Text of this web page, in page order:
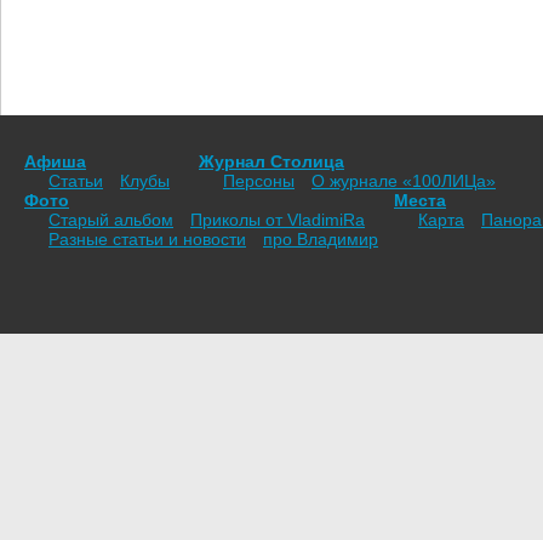
Афиша
Статьи
Клубы
Журнал Столица
Персоны
О журнале «100ЛИЦа»
Фото
Старый альбом
Приколы от VladimiRа
Места
Карта
Разные статьи и новости
про Владимир